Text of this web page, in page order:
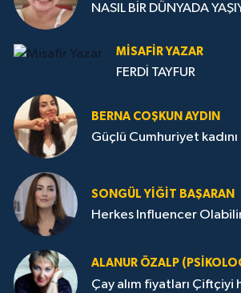
NASIL BİR DÜNYADA
MISAFIR YAZAR
FERDİ TAYFUR
BERNA COŞKUN AYDIN
Güçlü Cumhuriyet kadını
SONGÜL YIĞIT BAŞARAN
Herkes Influencer
ALANUR ÖZALP
Çay alım fiyatları Çiftçiyi